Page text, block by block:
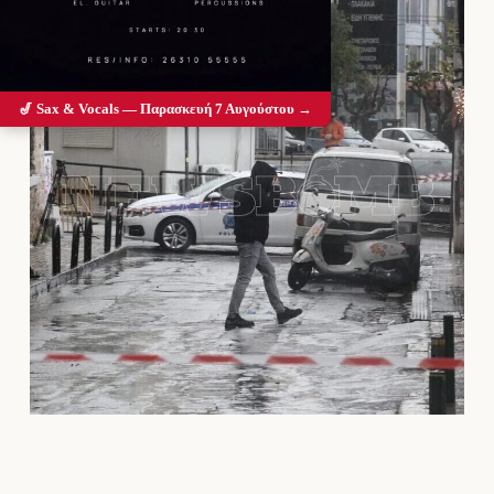
🎷 Sax & Vocals — Παρασκευή 7 Αυγούστου →